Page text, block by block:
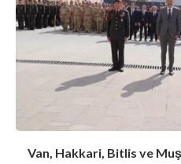
Van, Hakkari, Bitlis ve